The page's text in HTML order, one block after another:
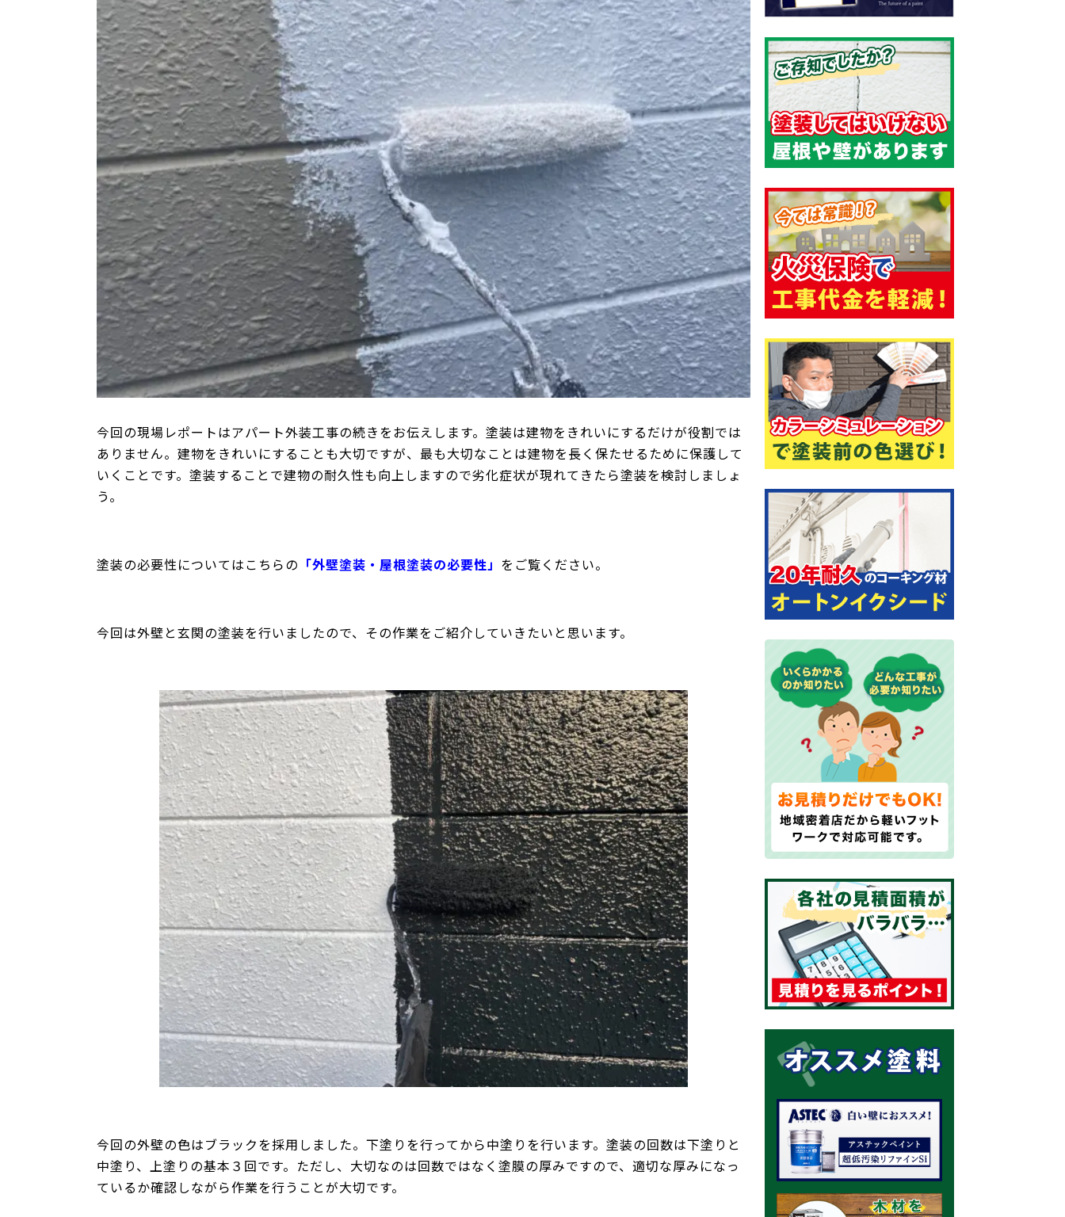
今回の現場レポートはアパート外装工事の続きをお伝えします。塗装は建物をきれいにするだけが役割では
ありません。建物をきれいにすることも大切ですが、最も大切なことは建物を長く保たせるために保護して
いくことです。塗装することで建物の耐久性も向上しますので劣化症状が現れてきたら塗装を検討しましょ
う。
塗装の必要性についてはこちらの 「外壁塗装・屋根塗装の必要性」 をご覧ください。
今回は外壁と玄関の塗装を行いましたので、その作業をご紹介していきたいと思います。
今回の外壁の色はブラックを採用しました。下塗りを行ってから中塗りを行います。塗装の回数は下塗りと
中塗り、上塗りの基本３回です。ただし、大切なのは回数ではなく塗膜の厚みですので、適切な厚みになっ
ているか確認しながら作業を行うことが大切です。